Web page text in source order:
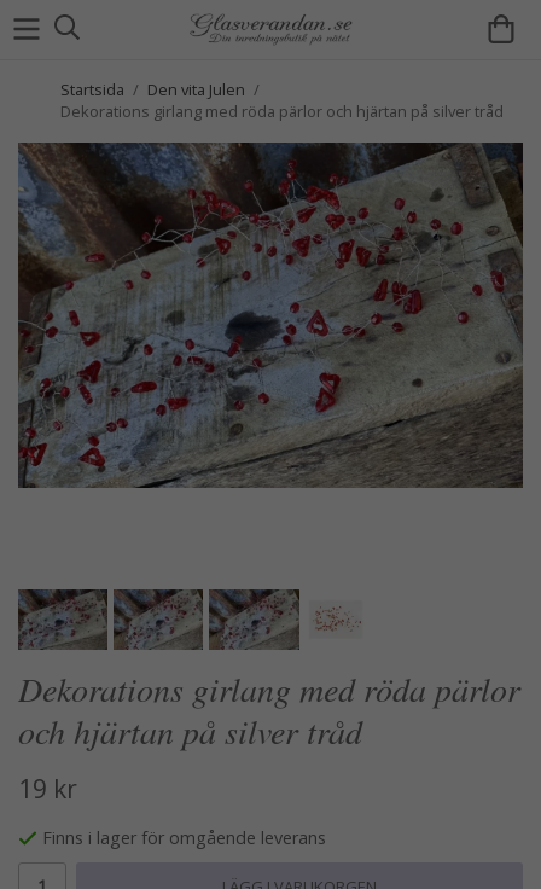
Startsida / Den vita Julen /
Dekorations girlang med röda pärlor och hjärtan på silver tråd
Dekorations girlang med röda pärlor
och hjärtan på silver tråd
19 kr
Finns i lager för omgående leverans